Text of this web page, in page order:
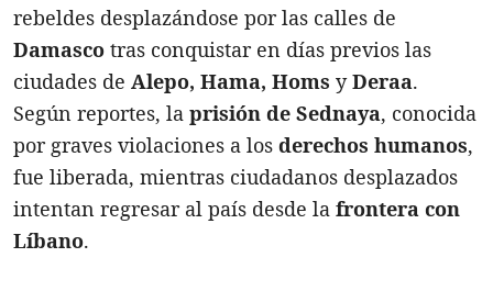
rebeldes desplazándose por las calles de
Damasco tras conquistar en días previos las
ciudades de Alepo, Hama, Homs yDeraa.
Según reportes, la prisión de Sednaya, conocida
por graves violaciones a los derechos humanos,
fue liberada, mientras ciudadanos desplazados
intentan regresar al país desde la frontera con
Líbano.